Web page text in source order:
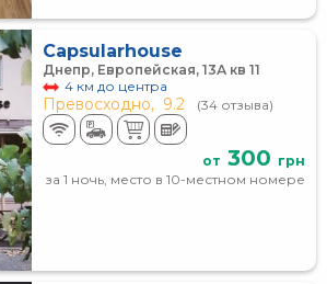
Capsularhouse
Днепр, Европейская, 13А кв 11
4 км до центра
Превосходно, 9.2 (34 отзыва)
от 300 грн
за 1 ночь, место в 10-местном номере